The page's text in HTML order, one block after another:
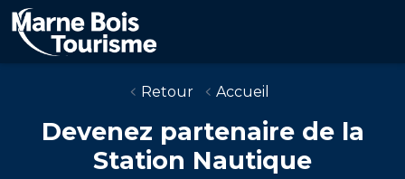
Aller
au
contenu
principal
Retour
Accueil
Devenez partenaire de la
Station Nautique